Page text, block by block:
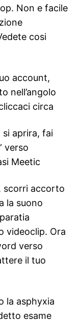
Non e facile
cosi
account,
nell’angolo
circa
si aprira, fai
verso
Meetic
scorri accorto
la suono
videoclip. Ora
verso
il tuo
la asphyxia
esame